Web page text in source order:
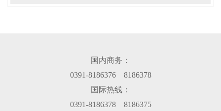
国内商务：
0391-8186376 8186378
国际热线：
0391-8186378 8186375